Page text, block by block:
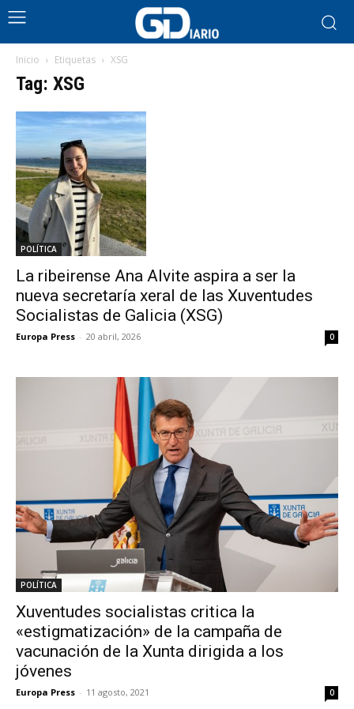
Inicio Etiquetas XSG
Tag: XSG
POLÍTICA
La ribeirense Ana Alvite aspira a ser la
nueva secretaría xeral de las Xuventudes
Socialistas de Galicia (XSG)
Europa Press - 20 abril, 2026 0
POLÍTICA
Xuventudes socialistas critica la
«estigmatización» de la campaña de
vacunación de la Xunta dirigida a los
jóvenes
Europa Press - 11 agosto, 2021 0